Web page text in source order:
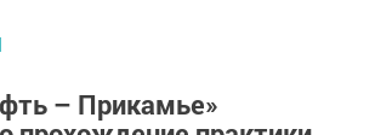
– Прикамье»